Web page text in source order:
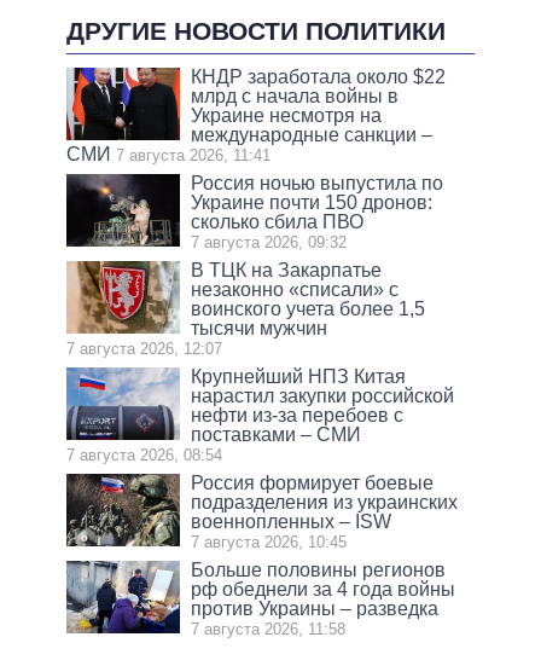
ДРУГИЕ НОВОСТИ ПОЛИТИКИ
КНДР заработала около $22
млрд с начала войны в
Украине несмотря на
международные санкции –
СМИ 7 августа 2026, 11:41
Россия ночью выпустила по
Украине почти 150 дронов:
сколько сбила ПВО
7 августа 2026, 09:32
В ТЦК на Закарпатье
незаконно «списали» с
воинского учета более 1,5
тысячи мужчин
7 августа 2026, 12:07
Крупнейший НПЗ Китая
нарастил закупки российской
нефти из-за перебоев с
поставками – СМИ
7 августа 2026, 08:54
Россия формирует боевые
подразделения из украинских
военнопленных – ISW
7 августа 2026, 10:45
Больше половины регионов
рф обеднели за 4 года войны
против Украины – разведка
7 августа 2026, 11:58